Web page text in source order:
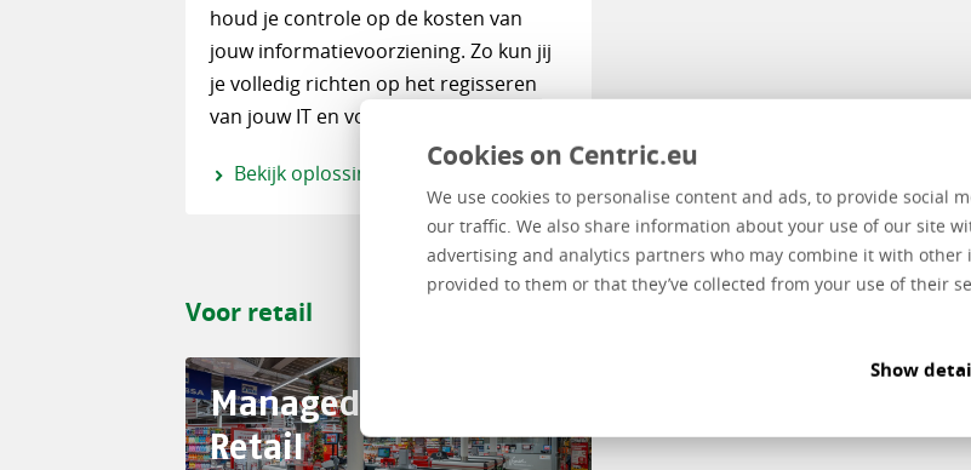
Cookies on Centric.eu
We use cookies to personalise content and ads, to provide social
our traffic. We also share information about your use of our site
advertising and analytics partners who may combine it with other
provided to them or that they’ve collected from your use of their
Show
houd je controle op de kosten van
jouw informatievoorziening. Zo kun jij
je volledig richten op het regisseren
van jouw IT en voldoe je aan de
Bekijk oplossing
Voor retail
Managed Services for
Retail